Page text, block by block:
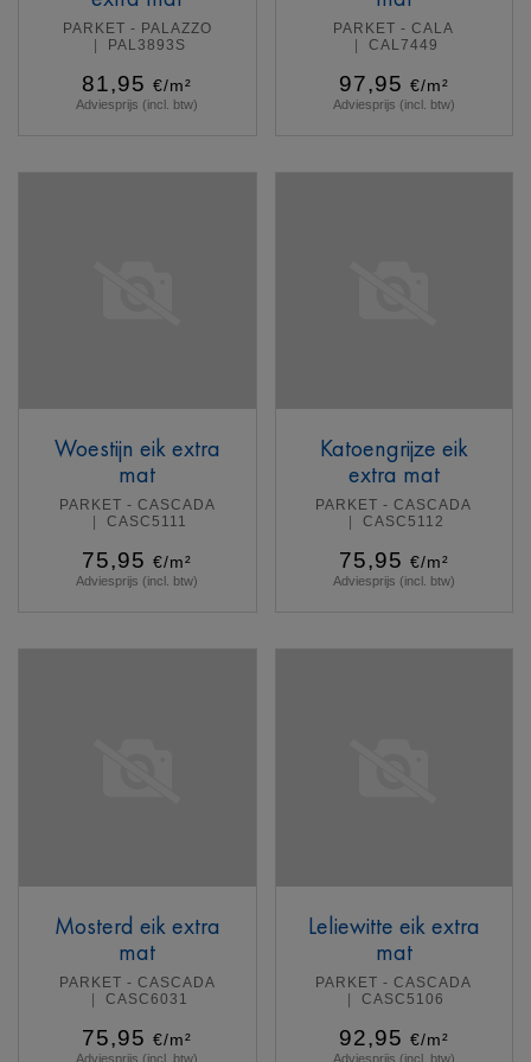
PARKET - PALAZZO
PAL3893S
81,95 €/m²
Adviesprijs (incl. btw)
PARKET - CALA
CAL7449
97,95 €/m²
Adviesprijs (incl. btw)
Woestijn eik extra
mat
PARKET - CASCADA
CASC5111
75,95 €/m²
Adviesprijs (incl. btw)
Katoengrijze eik
extra mat
PARKET - CASCADA
CASC5112
75,95 €/m²
Adviesprijs (incl. btw)
Mosterd eik extra
mat
PARKET - CASCADA
CASC6031
75,95 €/m²
Adviesprijs (incl. btw)
Leliewitte eik extra
mat
PARKET - CASCADA
CASC5106
92,95 €/m²
Adviesprijs (incl. btw)